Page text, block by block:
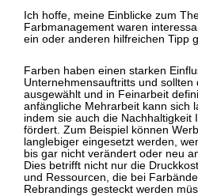
Ich hoffe, meine Einblicke zum
Farbmanagement waren
ein oder anderen hilfreichen Tipp
Farben haben einen starken
Unternehmensauftritts und sollten
ausgewählt und in Feinarbeit
anfängliche Mehrarbeit kann sich
indem sie auch die Nachhaltigkeit
fördert. Zum Beispiel können
langlebiger eingesetzt werden,
bis gar nicht verändert oder neu
Dies betrifft nicht nur die
und Ressourcen, die bei
Rebrandings gesteckt werden